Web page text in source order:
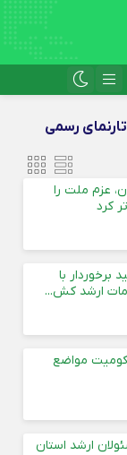
رسمی
عزم ملت را
کرد
با
ارشد کش...
مواضع
ارشد استان